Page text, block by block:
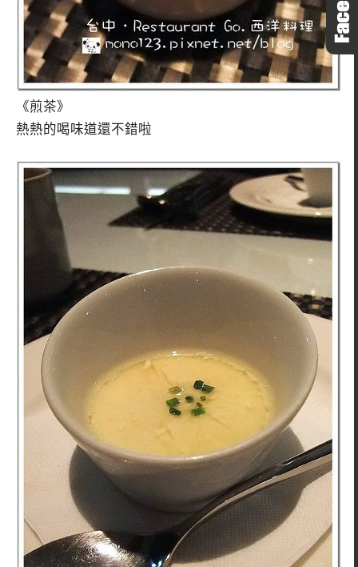
《煎茶》
熱熱的喝味道還不錯啦